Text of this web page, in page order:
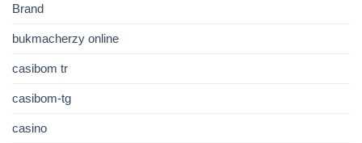
Brand
bukmacherzy online
casibom tr
casibom-tg
casino